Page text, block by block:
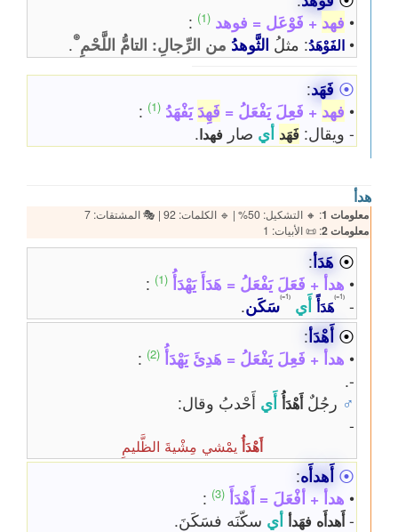
• فهد+ فَوْعَل = فوهد (1)
:
• الفَوْهَدُ: مثلُ الثَّوهدُمن الرِّجالِ: التامُّ اللَّحْمِ⊛
.
⦿ فَهَد:
• فهد+ فَعِلَ يَفْعَلُ = فَهِدَيَفْهَدُ (1)
:
- ويقال: فَهَدأيصار فهدا.
هدأ
معلومات 1 : 🔸 التشكيل: 50% | 🔹 الكلمات: 92 | 🎭 المشتقات: 7
معلومات 2 : 📜 الأبيات: 1
⦿ هَدَأ:
• هدأ + فَعَلَ يَفْعَلُ = هَدَأَ يَهْدَأُ (1)
:
-
هَدَأًأَي سَكَن.
⦿ أَهْدَأ:
• هدأ + فَعِلَ يَفْعَلُ = هَدِئَ يَهْدَأُ (2)
:
-.
♂ رجُلٌ أَهْدَأُأَيأَحْدبُ وقال:
-
أَهْدَأُيمْشي مِشْيةَ الظَّليمِ
⦿ أَهدأَه:
• هدأ + أفْعَلَ = أَهْدَأَ (3)
:
-أَهدأَه فهَدأأيسكّنَه فسَكَنَ.